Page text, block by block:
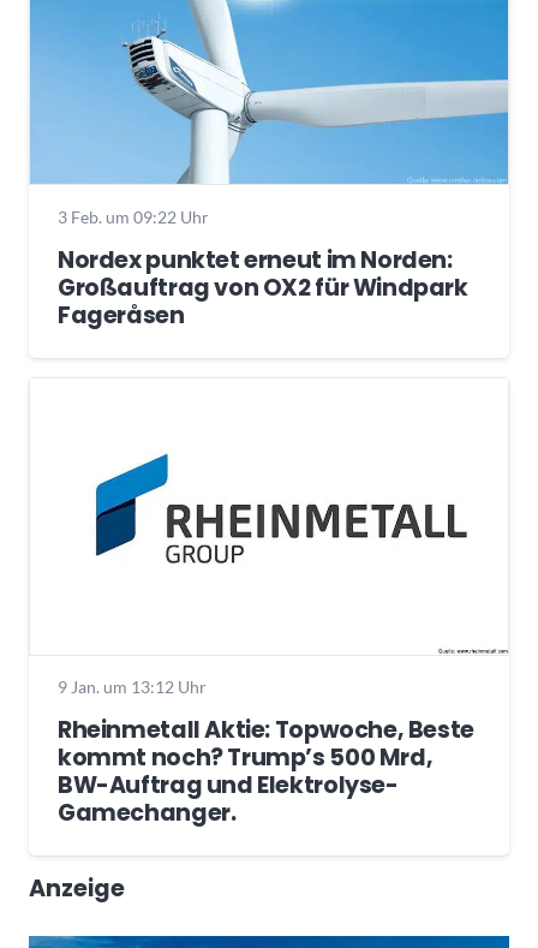
3 Feb. um 09:22 Uhr
Nordex punktet erneut im Norden:
Großauftrag von OX2 für Windpark
Fageråsen
9 Jan. um 13:12 Uhr
Rheinmetall Aktie: Topwoche, Beste
kommt noch? Trump’s 500 Mrd,
BW-Auftrag und Elektrolyse-
Gamechanger.
Anzeige